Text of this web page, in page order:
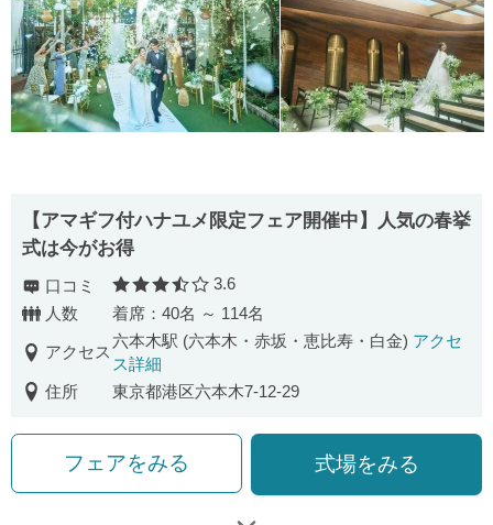
【アマギフ付ハナユメ限定フェア開催中】人気の春挙
式は今がお得
口コミ 口コミ評価
3.6
人数
着席：40名 ～ 114名
アクセス
六本木駅 (六本木・赤坂・恵比寿・白金) アクセ
ス詳細
住所
東京都港区六本木7-12-29
フェアをみる 式場をみる